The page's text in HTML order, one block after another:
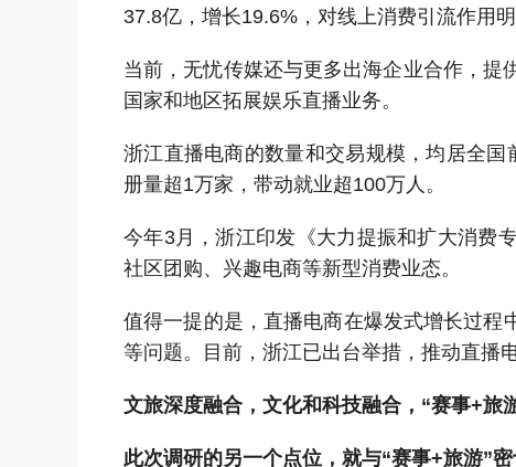
37.8亿，增长19.6%，对线上消费引流作用明
当前，无忧传媒还与更多出海企业合作，提
国家和地区拓展娱乐直播业务。
浙江直播电商的数量和交易规模，均居全国
册量超1万家，带动就业超100万人。
今年3月，浙江印发《大力提振和扩大消费
社区团购、兴趣电商等新型消费业态。
值得一提的是，直播电商在爆发式增长过程
等问题。目前，浙江已出台举措，推动直播
文旅深度融合，文化和科技融合， “赛事+旅
此次调研的另一个点位，就与“赛事+旅游”